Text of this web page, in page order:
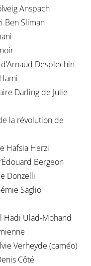
Anspach
Ben Sliman
Desplechin
Darling de Julie
la révolution de
Hafsia Herzi
Bergeon
Donzelli
Saglio
Hadi Ulad-Mohand
Verheyde (caméo)
Côté